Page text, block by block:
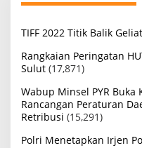
TIFF 2022 Titik Balik
Rangkaian Peringatan
Sulut (17,871)
Wabup Minsel PYR Buka
Rancangan Peraturan
Retribusi (15,291)
Polri Menetapkan Irjen